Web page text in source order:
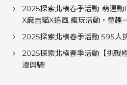
2025探索北橫春季活動-萌運
X麻吉貓X追風 瘋玩活動，童趣
2025探索北橫春季活動 595人
2025探索北橫春季活動【挑戰
漫開騎!